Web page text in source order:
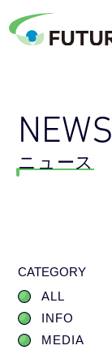
NEWS
ニュース
CATEGORY
ALL
INFO
MEDIA